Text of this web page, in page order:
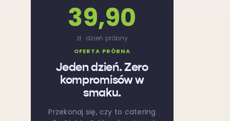
OFERTA PRÓBNA
Jeden dzień. Zero
kompromisów w
smaku.
Przekonaj się, czy to catering
39,90
zł · dzień próbny